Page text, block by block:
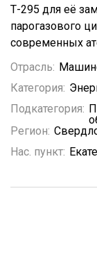
Т-295 для её
парогазового
современных
Отрасль:
Категория:
Подкатегория:
Регион:
Нас. пункт: